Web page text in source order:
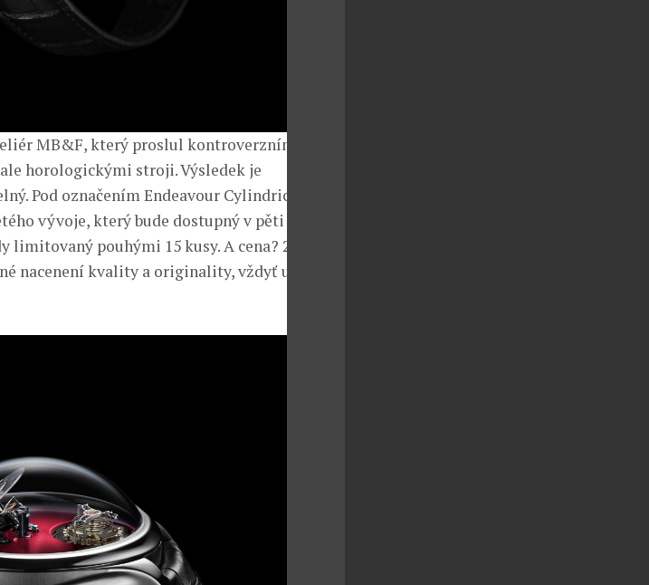
MB&F, který proslul kontroverzními
horologickými stroji. Výsledek je
Pod označením Endeavour Cylindrical
vývoje, který bude dostupný v pěti
pouhými 15 kusy. A cena? 2 250
nacenení kvality a originality, vždyť už jsou